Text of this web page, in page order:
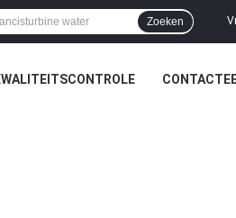
Zoeken